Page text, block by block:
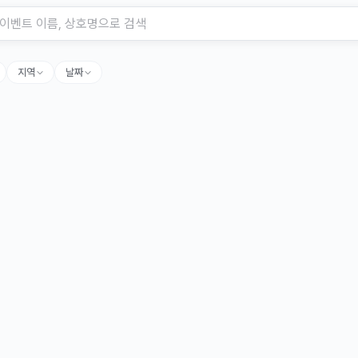
지역 날짜